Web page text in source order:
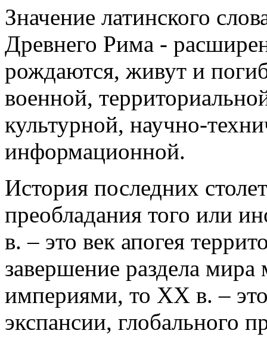
Значение латинского
Древнего Рима -
рождаются, живут и
военной,
культурной, научно-
информационной.
История последних
преобладания того или
в. – это век апогея
завершение раздела
империями, то ХХ в. –
экспансии, глобального